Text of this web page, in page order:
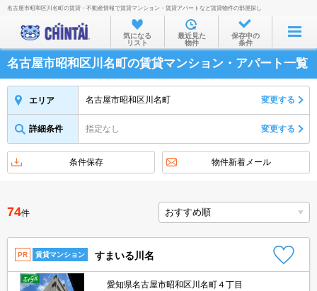
お部屋を探す
沿線・駅から
住所から
家賃相場から
物件特集から
不動産会社から
TOP
名古屋市昭和区川名町の賃貸・不動産情報で賃貸マンション・賃貸アパートなど賃貸物件の部屋探し
気になる
リスト
最近見た
物件
保存中の
条件
名古屋市昭和区川名町の賃貸マンション・アパート一覧
エリア 名古屋市昭和区川名町 変更する
詳細条件 指定なし 変更する
条件保存 物件新着メール
74件
PR 賃貸マンション すまいる川名
愛知県名古屋市昭和区川名町４丁目